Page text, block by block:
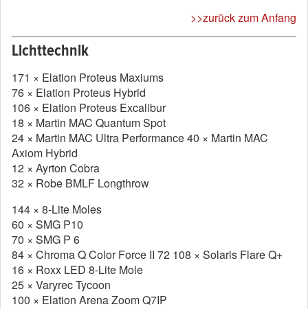
>>zurück zum Anfang
Lichttechnik
171 × Elation Proteus Maxiums
76 × Elation Proteus Hybrid
106 × Elation Proteus Excalibur
18 × Martin MAC Quantum Spot
24 × Martin MAC Ultra Performance 40 × Martin MAC
Axiom Hybrid
12 × Ayrton Cobra
32 × Robe BMLF Longthrow
144 × 8-Lite Moles
60 × SMG P10
70 × SMG P 6
84 × Chroma Q Color Force II 72 108 × Solaris Flare Q+
16 × Roxx LED 8-Lite Mole
25 × Varyrec Tycoon
100 × Elation Arena Zoom Q7IP